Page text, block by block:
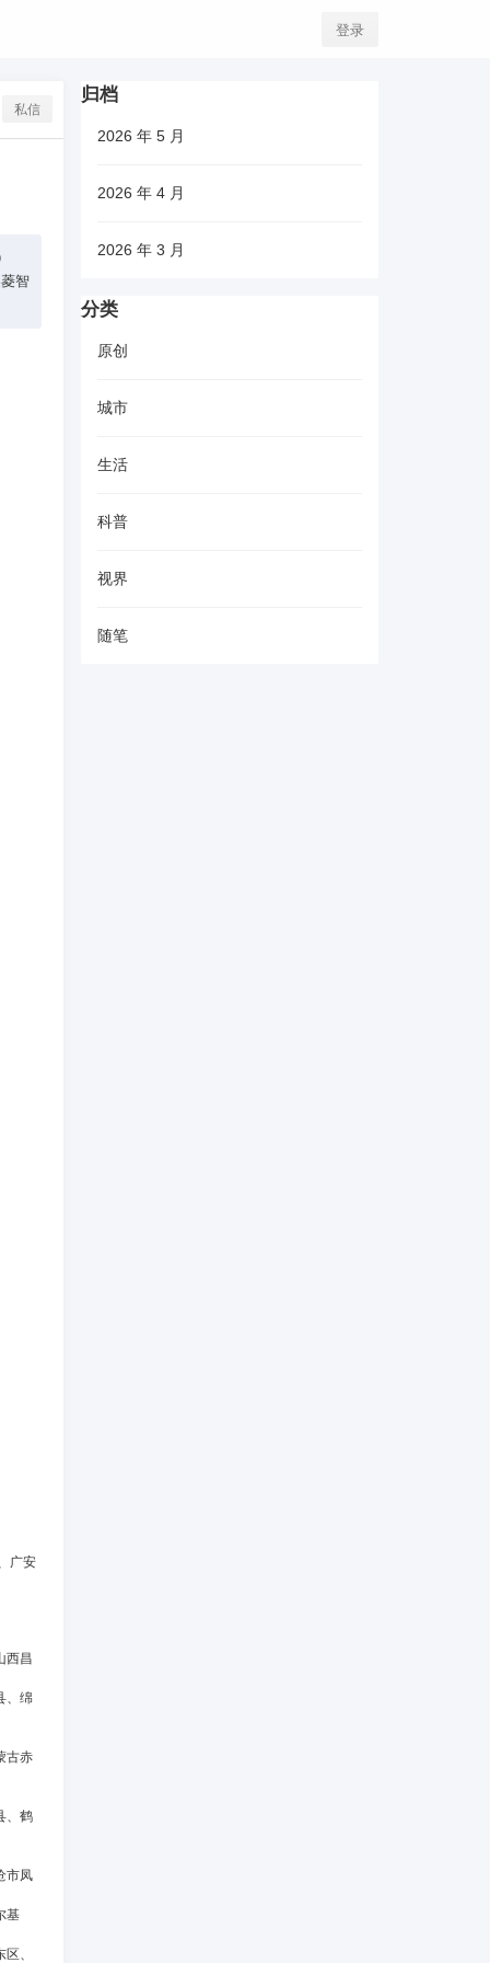
登录
私信
智
广安
西昌
、绵
古赤
、鹤
市凤
基
、
归档
2026 年 5 月
2026 年 4 月
2026 年 3 月
分类
原创
城市
生活
科普
视界
随笔